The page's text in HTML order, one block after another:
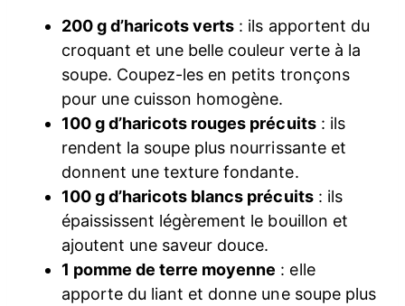
200 g d’haricots verts : ils apportent du
croquant et une belle couleur verte à la
soupe. Coupez-les en petits tronçons
pour une cuisson homogène.
100 g d’haricots rouges précuits: ils
rendent la soupe plus nourrissante et
donnent une texture fondante.
100 g d’haricots blancs précuits: ils
épaississent légèrement le bouillon et
ajoutent une saveur douce.
1 pomme de terre moyenne : elle
apporte du liant et donne une soupe plus